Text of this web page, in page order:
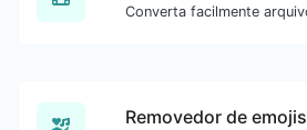
Removedor de emojis